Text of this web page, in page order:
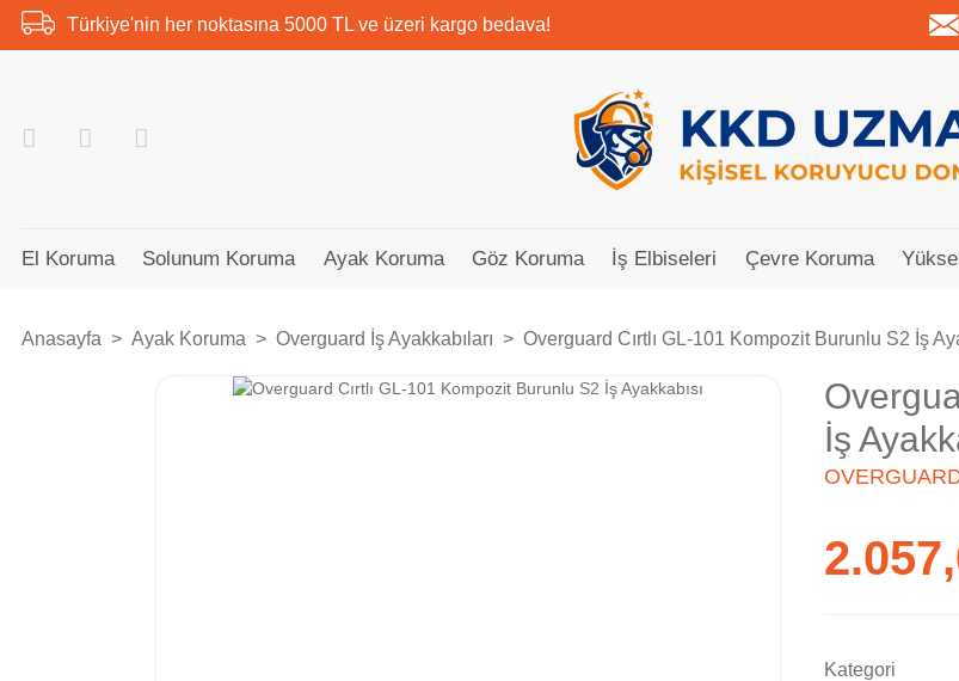
Türkiye'nin her noktasına 5000 TL ve üzeri kargo bedava!
El Koruma Solunum Koruma Ayak Koruma Göz Koruma İş Elbiseleri Çevre Koruma
Anasayfa Ayak Koruma Overguard İş Ayakkabıları Overguard Cırtlı GL-101 Kompozit Burunlu S2 İş
İş
Kategori